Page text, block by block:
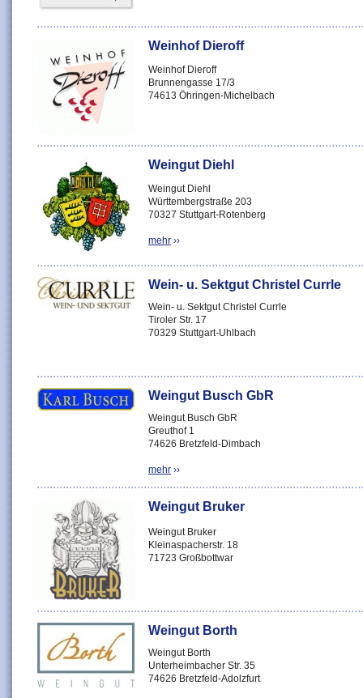
Weinhof Dieroff
Weinhof Dieroff
Brunnengasse 17/3
74613 Öhringen-Michelbach
Weingut Diehl
Weingut Diehl
Württembergstraße 203
70327 Stuttgart-Rotenberg
mehr ››
Wein- u. Sektgut Christel Currle
Wein- u. Sektgut Christel Currle
Tiroler Str. 17
70329 Stuttgart-Uhlbach
Weingut Busch GbR
Weingut Busch GbR
Greuthof 1
74626 Bretzfeld-Dimbach
mehr ››
Weingut Bruker
Weingut Bruker
Kleinaspacherstr. 18
71723 Großbottwar
Weingut Borth
Weingut Borth
Unterheimbacher Str. 35
74626 Bretzfeld-Adolzfurt